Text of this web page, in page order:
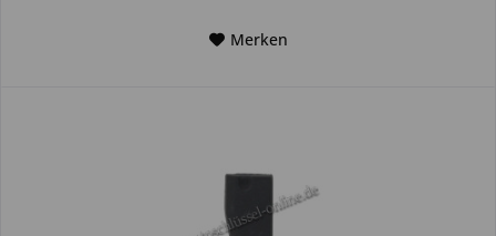
Merken